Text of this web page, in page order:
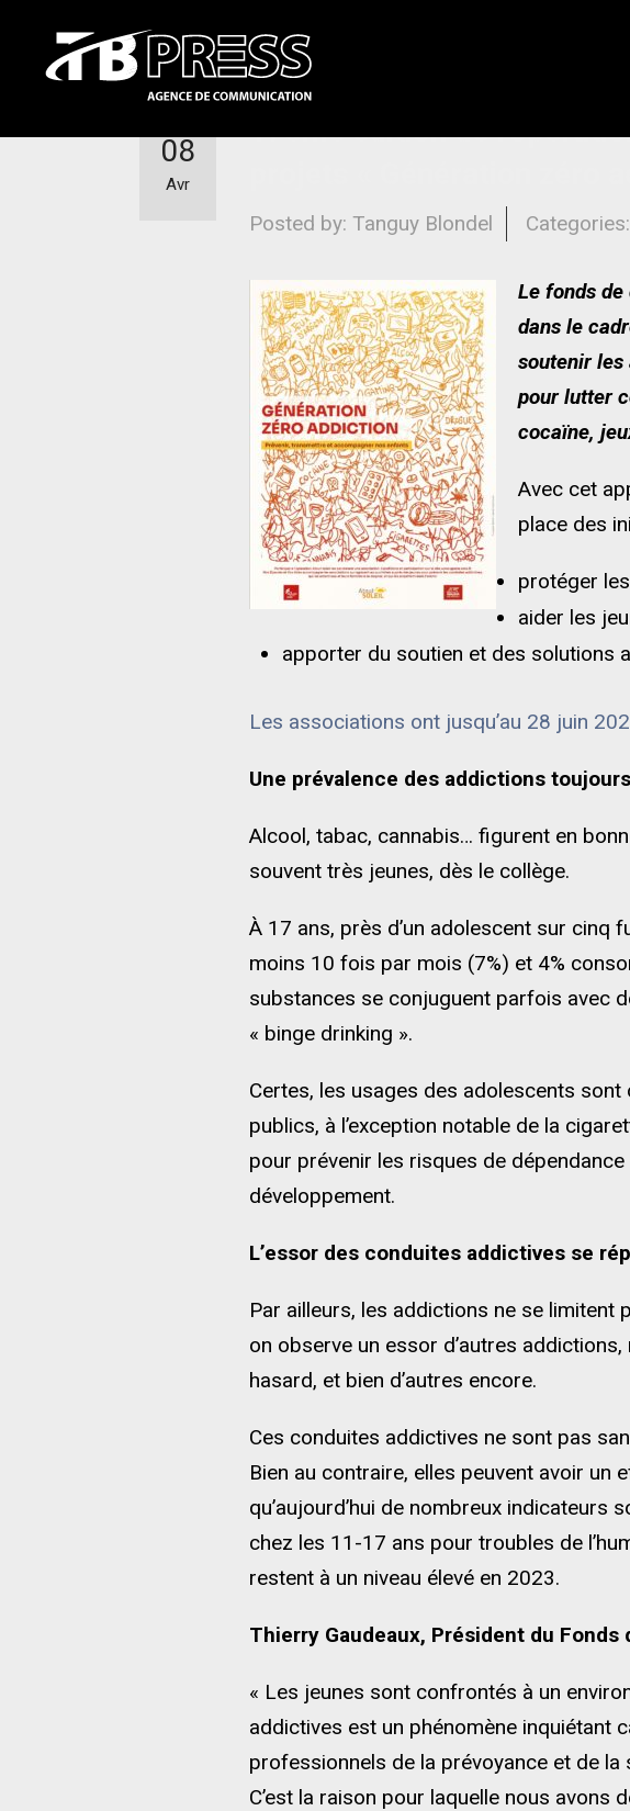
17ème édition de
Posted by: Tanguy Blondel Categories:
08
Avr
Le fonds de
dans le
soutenir les
pour lutter
cocaïne,
Avec cet
place des
protéger
aider les
apporter du soutien et des solutions
Les associations ont jusqu’au 28 juin
Une prévalence des addictions
Alcool, tabac, cannabis… figurent en
souvent très jeunes, dès le collège.
À 17 ans, près d’un adolescent sur cinq
moins 10 fois par mois (7%) et 4%
substances se conjuguent parfois avec
« binge drinking ».
Certes, les usages des adolescents
publics, à l’exception notable de la
pour prévenir les risques de
développement.
L’essor des conduites addictives se
Par ailleurs, les addictions ne se
on observe un essor d’autres
hasard, et bien d’autres encore.
Ces conduites addictives ne sont pas
Bien au contraire, elles peuvent avoir un
qu’aujourd’hui de nombreux indicateurs
chez les 11-17 ans pour troubles de
restent à un niveau élevé en 2023.
Thierry Gaudeaux, Président du
« Les jeunes sont confrontés à un
addictives est un phénomène inquiétant
professionnels de la prévoyance et de
C’est la raison pour laquelle nous avons